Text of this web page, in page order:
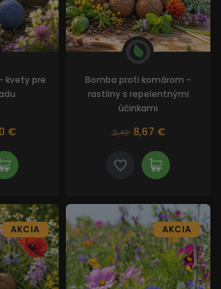
kvety pre
€
Bomba proti komárom -
rastliny s repelentnými
účinkami
9,42 8,67 €
AKCIA AKCIA